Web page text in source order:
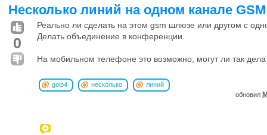
Несколько линий на одном канале
0
Реально ли сделать на этом gsm шлюзе или другом с
Делать объединение в конференции.
На мобильном телефоне это возможно, могут ли так
goip4 несколько
линий
обновил